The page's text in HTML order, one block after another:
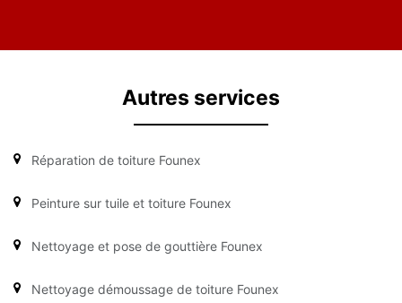
Autres services
Réparation de toiture Founex
Peinture sur tuile et toiture Founex
Nettoyage et pose de gouttière Founex
Nettoyage démoussage de toiture Founex